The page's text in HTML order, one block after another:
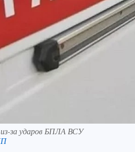
за ударов БПЛА ВСУ